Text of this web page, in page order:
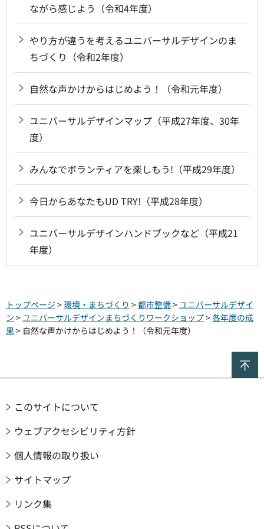
ながら感じよう（令和4年度）
やり方が違うを考えるユニバーサルデザインのま
ちづくり（令和2年度）
自然な声かけからはじめよう！（令和元年度）
ユニバーサルデザインマップ（平成27年度、30年
度）
みんなでボランティアを楽しもう!（平成29年度）
今日からあなたもUD TRY!（平成28年度）
ユニバーサルデザインハンドブックなど（平成21
年度）
トップページ >環境・まちづくり >都市整備> ユニバーサルデザイ
ン > ユニバーサルデザインまちづくりワークショップ>各年度の成
果> 自然な声かけからはじめよう！（令和元年度）
このサイトについて
ウェブアクセシビリティ方針
個人情報の取り扱い
サイトマップ
リンク集